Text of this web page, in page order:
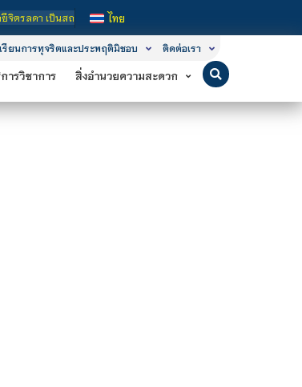
า เป็นสถาบันอุดมศึกษาในกำกับของรัฐ เปิดหลักสูตรการเรียนการสอ
ไทย
รียนการทุจริตและประพฤติมิชอบ ติดต่อเรา
ารวิชาการ สิ่งอำนวยความสะดวก